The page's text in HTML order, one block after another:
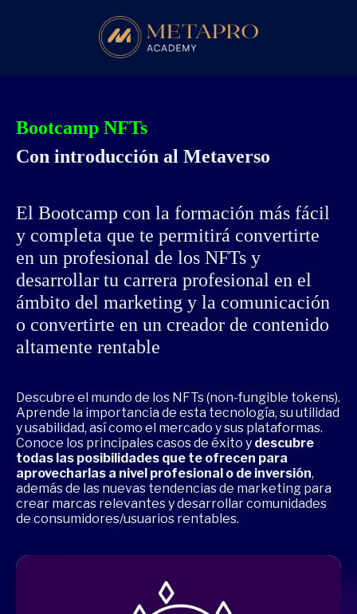
Bootcamp NFTs
Con introducción al Metaverso
El Bootcamp con la formación más fácil
y completa que te permitirá convertirte
en un profesional de los NFTs y
desarrollar tu carrera profesional en el
ámbito del marketing y la comunicación
o convertirte en un creador de contenido
altamente rentable
Descubre el mundo de los NFTs (non-fungible tokens).
Aprende la importancia de esta tecnología, su utilidad
y usabilidad, así como el mercado y sus plataformas.
Conoce los principales casos de éxito y descubre
todas las posibilidades que te ofrecen para
aprovecharlas a nivel profesional o de inversión,
además de las nuevas tendencias de marketing para
crear marcas relevantes y desarrollar comunidades
de consumidores/usuarios rentables.